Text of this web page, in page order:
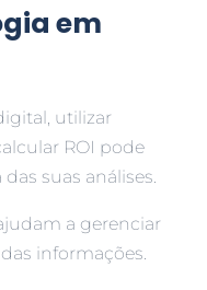
em
utilizar
ROI pode
suas análises.
a gerenciar
informações.